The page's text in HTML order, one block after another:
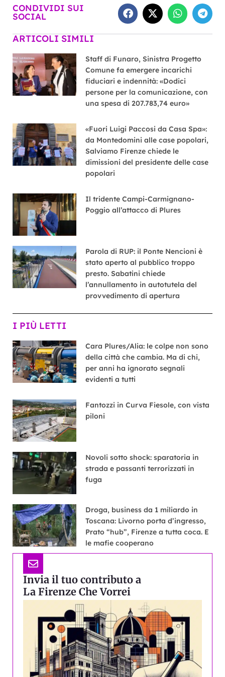
CONDIVIDI SUI
SOCIAL
ARTICOLI SIMILI
Staff di Funaro, Sinistra Progetto
Comune fa emergere incarichi
fiduciari e indennità: «Dodici
persone per la comunicazione, con
una spesa di 207.783,74 euro»
«Fuori Luigi Paccosi da Casa Spa»:
da Montedomini alle case popolari,
Salviamo Firenze chiede le
dimissioni del presidente delle case
popolari
Il tridente Campi-Carmignano-
Poggio all’attacco di Plures
Parola di RUP: il Ponte Nencioni è
stato aperto al pubblico troppo
presto. Sabatini chiede
l’annullamento in autotutela del
provvedimento di apertura
I PIÙ LETTI
Cara Plures/Alia: le colpe non sono
della città che cambia. Ma di chi,
per anni ha ignorato segnali
evidenti a tutti
Fantozzi in Curva Fiesole, con vista
piloni
Novoli sotto shock: sparatoria in
strada e passanti terrorizzati in
fuga
Droga, business da 1 miliardo in
Toscana: Livorno porta d’ingresso,
Prato “hub”, Firenze a tutta coca. E
le mafie cooperano
Invia il tuo contributo a
La Firenze Che Vorrei